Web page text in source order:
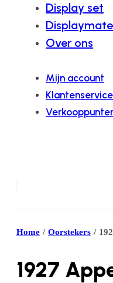
Display set
Over ons
Mijn account
Klantenservice
Home / Oorstekers /
1927